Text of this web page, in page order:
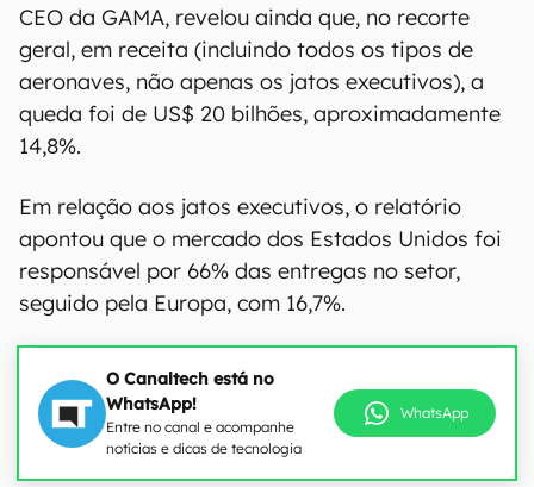
CEO da GAMA, revelou ainda que, no recorte
geral, em receita (incluindo todos os tipos de
aeronaves, não apenas os jatos executivos), a
queda foi de US$ 20 bilhões, aproximadamente
14,8%.
Em relação aos jatos executivos, o relatório
apontou que o mercado dos Estados Unidos foi
responsável por 66% das entregas no setor,
seguido pela Europa, com 16,7%.
O Canaltech está no
WhatsApp!
Entre no canal e acompanhe
notícias e dicas de tecnologia
WhatsApp